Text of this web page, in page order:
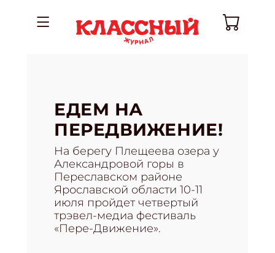
ЕДЕМ НА
ПЕРЕДВИЖЕНИЕ!
На берегу Плещеева озера у
Александровой горы в
Переславском районе
Ярославской области 10-11
июля пройдет четвертый
трэвел-медиа фестиваль
«Пере-Движение».